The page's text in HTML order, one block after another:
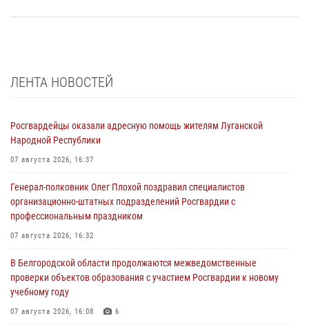
ЛЕНТА НОВОСТЕЙ
Росгвардейцы оказали адресную помощь жителям Луганской
Народной Республики
07 августа 2026, 16:37
Генерал-полковник Олег Плохой поздравил специалистов
организационно-штатных подразделений Росгвардии с
профессиональным праздником
07 августа 2026, 16:32
В Белгородской области продолжаются межведомственные
проверки объектов образования с участием Росгвардии к новому
учебному году
07 августа 2026, 16:08 6